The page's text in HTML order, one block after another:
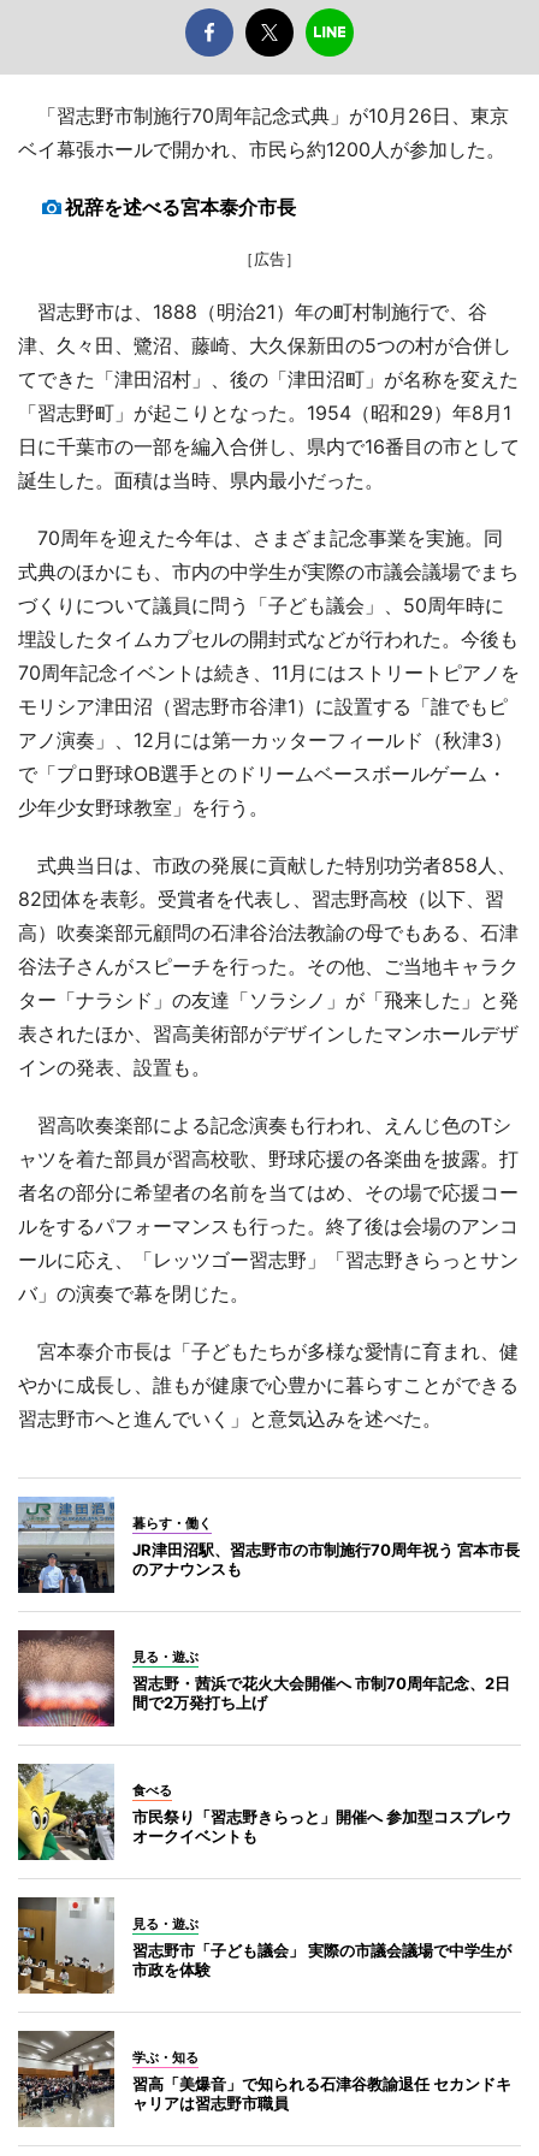
「習志野市制施行70周年記念式典」が10月26日、東京
ベイ幕張ホールで開かれ、市民ら約1200人が参加した。
祝辞を述べる宮本泰介市長
［広告］
習志野市は、1888（明治21）年の町村制施行で、谷
津、久々田、鷺沼、藤崎、大久保新田の5つの村が合併し
てできた「津田沼村」、後の「津田沼町」が名称を変えた
「習志野町」が起こりとなった。1954（昭和29）年8月1
日に千葉市の一部を編入合併し、県内で16番目の市として
誕生した。面積は当時、県内最小だった。
70周年を迎えた今年は、さまざま記念事業を実施。同
式典のほかにも、市内の中学生が実際の市議会議場でまち
づくりについて議員に問う「子ども議会」、50周年時に
埋設したタイムカプセルの開封式などが行われた。今後も
70周年記念イベントは続き、11月にはストリートピアノを
モリシア津田沼（習志野市谷津1）に設置する「誰でもピ
アノ演奏」、12月には第一カッターフィールド（秋津3）
で「プロ野球OB選手とのドリームベースボールゲーム・
少年少女野球教室」を行う。
式典当日は、市政の発展に貢献した特別功労者858人、
82団体を表彰。受賞者を代表し、習志野高校（以下、習
高）吹奏楽部元顧問の石津谷治法教諭の母でもある、石津
谷法子さんがスピーチを行った。その他、ご当地キャラク
ター「ナラシド」の友達「ソラシノ」が「飛来した」と発
表されたほか、習高美術部がデザインしたマンホールデザ
インの発表、設置も。
習高吹奏楽部による記念演奏も行われ、えんじ色のTシ
ャツを着た部員が習高校歌、野球応援の各楽曲を披露。打
者名の部分に希望者の名前を当てはめ、その場で応援コー
ルをするパフォーマンスも行った。終了後は会場のアンコ
ールに応え、「レッツゴー習志野」「習志野きらっとサン
バ」の演奏で幕を閉じた。
宮本泰介市長は「子どもたちが多様な愛情に育まれ、健
やかに成長し、誰もが健康で心豊かに暮らすことができる
習志野市へと進んでいく」と意気込みを述べた。
暮らす・働く
JR津田沼駅、習志野市の市制施行70周年祝う 宮本市長
のアナウンスも
見る・遊ぶ
習志野・茜浜で花火大会開催へ 市制70周年記念、2日
間で2万発打ち上げ
食べる
市民祭り「習志野きらっと」開催へ 参加型コスプレウ
オークイベントも
見る・遊ぶ
習志野市「子ども議会」 実際の市議会議場で中学生が
市政を体験
学ぶ・知る
習高「美爆音」で知られる石津谷教諭退任 セカンドキ
ャリアは習志野市職員